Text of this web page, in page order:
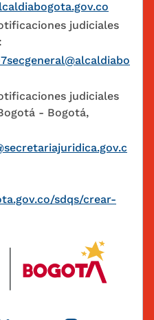
judiciales
judiciales
- Bogotá,
sdqs/crear-